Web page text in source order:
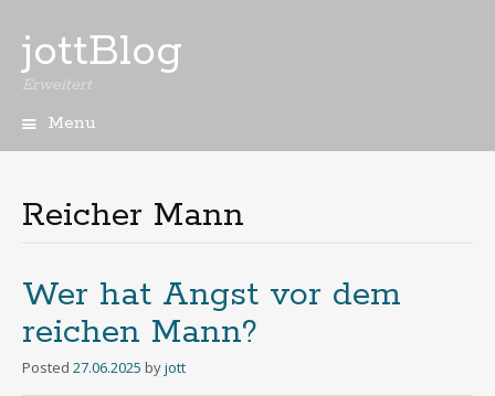
jottBlog
Erweitert
Menu
Reicher Mann
Wer hat Angst vor dem
reichen Mann?
Posted 27.06.2025 byjott